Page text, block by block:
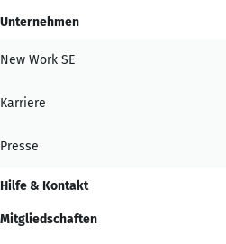
Unternehmen
New Work SE
Karriere
Presse
Hilfe & Kontakt
Mitgliedschaften